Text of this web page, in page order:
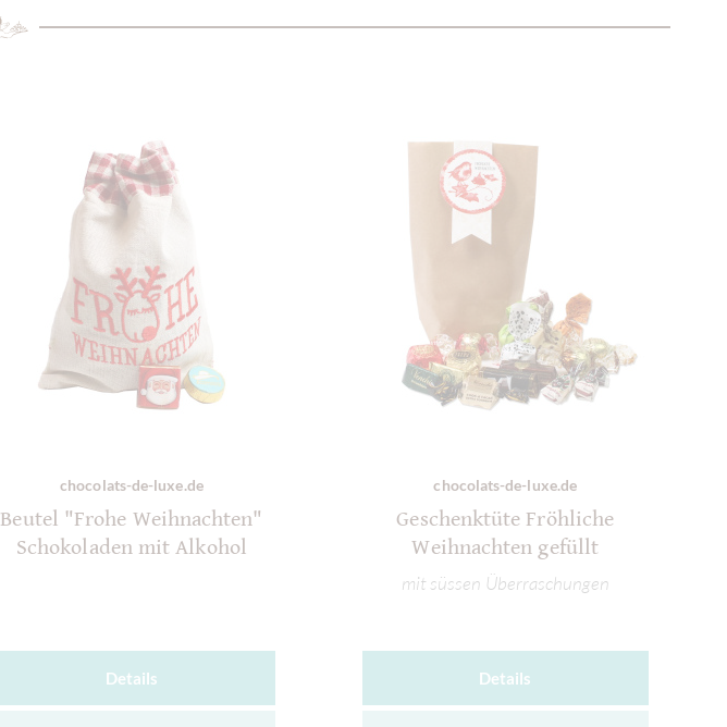
chocolats-de-luxe.de
Beutel "Frohe Weihnachten"
Schokoladen mit Alkohol
Details
chocolats-de-luxe.de
Geschenktüte Fröhliche
Weihnachten gefüllt
mit süssen Überraschungen
Details